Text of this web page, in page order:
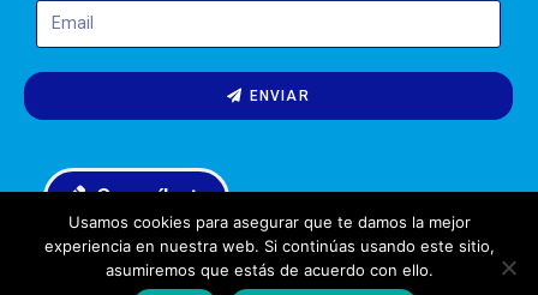
Suscríbete
ENVIAR
Olipack © All rights reserved
Usamos cookies para asegurar que te damos la mejor
experiencia en nuestra web. Si continúas usando este sitio,
asumiremos que estás de acuerdo con ello.
¿Tienes alguna duda?